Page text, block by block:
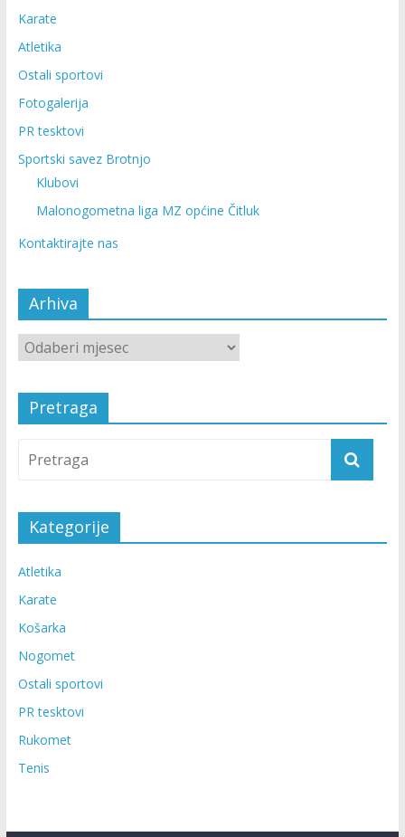
Karate
Atletika
Ostali sportovi
Fotogalerija
PR tesktovi
Sportski savez Brotnjo
Klubovi
Malonogometna liga MZ općine Čitluk
Kontaktirajte nas
Arhiva
Pretraga
Kategorije
Atletika
Karate
Košarka
Nogomet
Ostali sportovi
PR tesktovi
Rukomet
Tenis